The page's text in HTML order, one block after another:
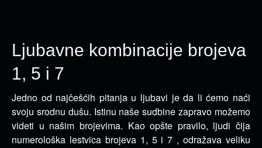
Ljubavne kombinacije brojeva
1, 5 i 7
Jedno od najčešćih pitanja u ljubavi je da li ćemo naći
svoju srodnu dušu. Istinu naše sudbine zapravo možemo
videti u našim brojevima. Kao opšte pravilo, ljudi čija
numerološka lestvica brojeva 1, 5 i 7 , odražava veliku